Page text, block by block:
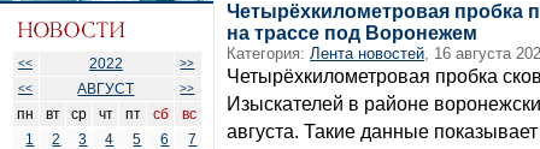
<< 2022
>>
<<
АВГУСТ >>
пн вт ср чт пт сб
вс
1
2 3 4 5 6
7
Четырёхкилометровая пробка
на трассе под Воронежем
Категория: Лента новостей, 16 августа
Четырёхкилометровая пробка
Изыскателей в районе
августа. Такие данные